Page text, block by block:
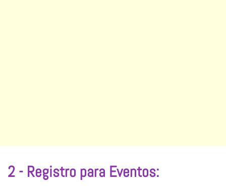
2 - Registro para Eventos: